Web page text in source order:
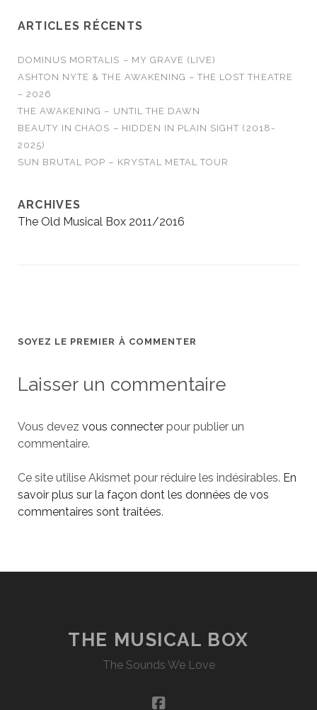
ARTICLES RÉCENTS
DOMINUS MORTALIS – MY GRAVE (LIVE)
ASHTON NYTE & THE AWAKENING – THE LOST THEATRE
– 2026
THE AWAKENING – UNTIL THE DAWN
BEAUTY IN CHAOS – HIDDEN IN PLAIN SIGHT (2018-
2025)
SUN BRUTAL POP – KRYSTAL METAL TOUR
ARCHIVES
The Old Musical Box 2011/2016
SOYEZ LE PREMIER À COMMENTER
Laisser un commentaire
Vous devez vous connecterpour publier un
commentaire.
Ce site utilise Akismet pour réduire les indésirables. En
savoir plus sur la façon dont les données de vos
commentaires sont traitées.
THE MUSICAL BOX
The Sounds We Love
facebook